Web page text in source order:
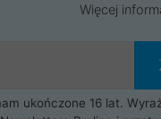
Więcej
ukończone 16 lat.